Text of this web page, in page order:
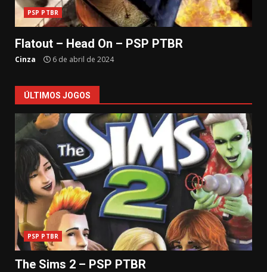
PSP PTBR
Flatout – Head On – PSP PTBR
Cinza 6 de abril de 2024
ÚLTIMOS JOGOS
PSP PTBR
The Sims 2 – PSP PTBR